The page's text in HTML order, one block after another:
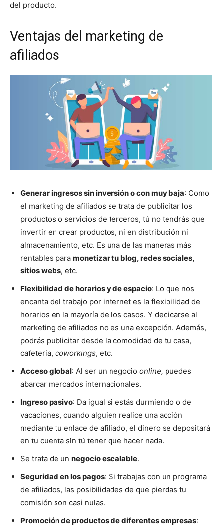
del producto.
Ventajas del marketing de
afiliados
Generar ingresos sin inversión o con muy baja: Como
el marketing de afiliados se trata de publicitar los
productos o servicios de terceros, tú no tendrás que
invertir en crear productos, ni en distribución ni
almacenamiento, etc. Es una de las maneras más
rentables para monetizar tu blog, redes sociales,
sitios webs, etc.
Flexibilidad de horarios y de espacio: Lo que nos
encanta del trabajo por internet es la flexibilidad de
horarios en la mayoría de los casos. Y dedicarse al
marketing de afiliados no es una excepción. Además,
podrás publicitar desde la comodidad de tu casa,
cafetería, coworkings, etc.
Acceso global: Al ser un negocio online, puedes
abarcar mercados internacionales.
Ingreso pasivo: Da igual si estás durmiendo o de
vacaciones, cuando alguien realice una acción
mediante tu enlace de afiliado, el dinero se depositará
en tu cuenta sin tú tener que hacer nada.
Se trata de un negocio escalable.
Seguridad en los pagos: Si trabajas con un programa
de afiliados, las posibilidades de que pierdas tu
comisión son casi nulas.
Promoción de productos de diferentes empresas: